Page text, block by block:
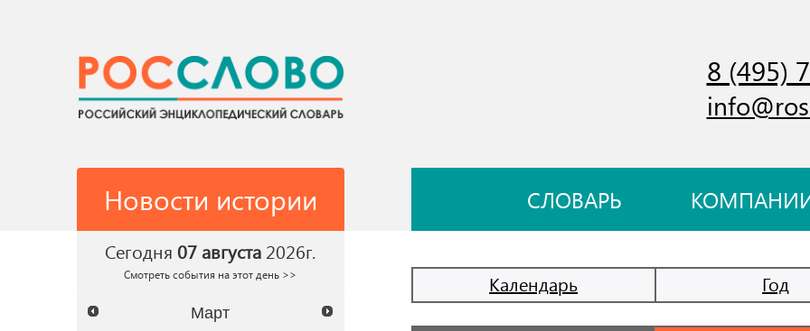
8 (495)
Новости истории СЛОВАРЬ
Сегодня 07 августа 2026г.
Смотреть события на этот день >>
Март
Календарь Год